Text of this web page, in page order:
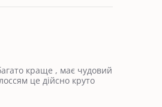
краще , має чудовий
це дійсно круто